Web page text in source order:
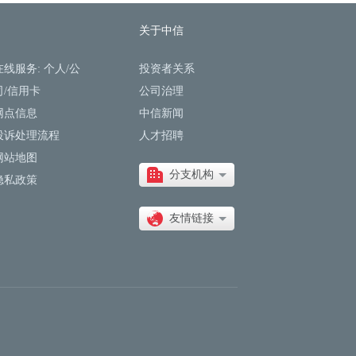
线服务:个人/公
/信用卡
点信息
诉处理流程
站地图
私政策
关于中信
投资者关系
公司治理
中信新闻
人才招聘
分支机构
友情链接